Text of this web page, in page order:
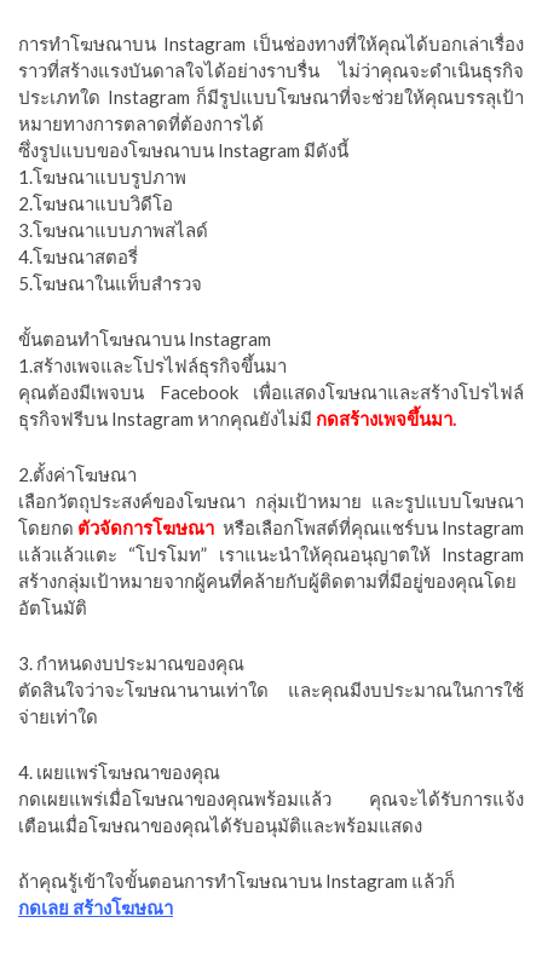
การทำโฆษณาบน Instagram เป็นช่องทางที่ให้คุณได้บอกเล่าเรื่อง
ราวที่สร้างแรงบันดาลใจได้อย่างราบรื่น ไม่ว่าคุณจะดำเนินธุรกิจ
ประเภทใด Instagram ก็มีรูปแบบโฆษณาที่จะช่วยให้คุณบรรลุเป้า
หมายทางการตลาดที่ต้องการได้
ซึ่งรูปแบบของโฆษณาบน Instagram มีดังนี้
1.โฆษณาแบบรูปภาพ
2.โฆษณาแบบวิดีโอ
3.โฆษณาแบบภาพสไลด์
4.โฆษณาสตอรี่
5.โฆษณาในแท็บสำรวจ
ขั้นตอนทำโฆษณาบน Instagram
1.สร้างเพจและโปรไฟล์ธุรกิจขึ้นมา
คุณต้องมีเพจบน Facebook เพื่อแสดงโฆษณาและสร้างโปรไฟล์
ธุรกิจฟรีบน Instagram หากคุณยังไม่มี กดสร้างเพจขึ้นมา.
2.ตั้งค่าโฆษณา
เลือกวัตถุประสงค์ของโฆษณา กลุ่มเป้าหมาย และรูปแบบโฆษณา
โดยกด ตัวจัดการโฆษณา หรือเลือกโพสต์ที่คุณแชร์บน Instagram
แล้วแล้วแตะ “โปรโมท” เราแนะนำให้คุณอนุญาตให้ Instagram
สร้างกลุ่มเป้าหมายจากผู้คนที่คล้ายกับผู้ติดตามที่มีอยู่ของคุณโดย
อัตโนมัติ
3. กำหนดงบประมาณของคุณ
ตัดสินใจว่าจะโฆษณานานเท่าใด และคุณมีงบประมาณในการใช้
จ่ายเท่าใด
4. เผยแพร่โฆษณาของคุณ
กดเผยแพร่เมื่อโฆษณาของคุณพร้อมแล้ว คุณจะได้รับการแจ้ง
เตือนเมื่อโฆษณาของคุณได้รับอนุมัติและพร้อมแสดง
ถ้าคุณรู้เข้าใจขั้นตอนการทำโฆษณาบน Instagram แล้วก็
กดเลย สร้างโฆษณา